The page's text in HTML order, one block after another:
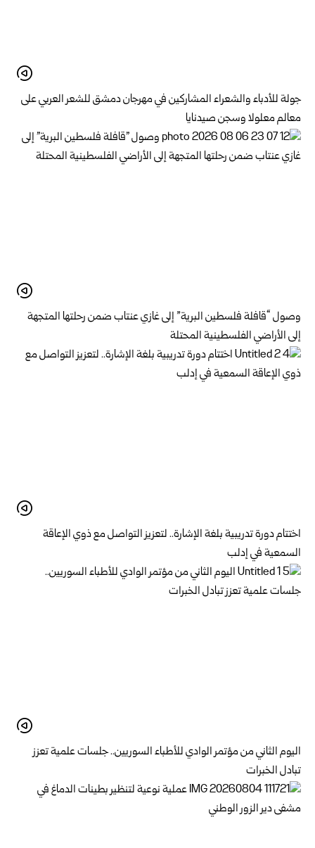
جولة للأدباء والشعراء المشاركين في مهرجان دمشق للشعر العربي على
معالم معلولا وسجن صيدنايا
وصول “قافلة فلسطين البرية” إلى غازي عنتاب ضمن رحلتها المتجهة
إلى الأراضي الفلسطينية المحتلة
اختتام دورة تدريبية بلغة الإشارة.. لتعزيز التواصل مع ذوي الإعاقة
السمعية في إدلب
اليوم الثاني من مؤتمر الوادي للأطباء السوريين.. جلسات علمية تعزز
تبادل الخبرات